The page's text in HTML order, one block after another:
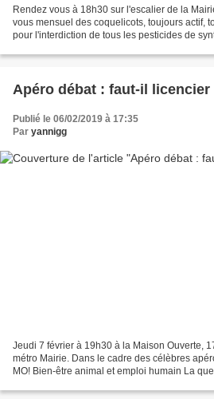
Rendez vous à 18h30 sur l'escalier de la
vous mensuel des coquelicots, toujours actif,
pour l'interdiction de tous les pesticides de
Apéro débat : faut-il
Publié le 06/02/2019 à 17:35
Par yannigg
Jeudi 7 février à 19h30 à la Maison Ouverte,
métro Mairie. Dans le cadre des célèbres
MO! Bien-être animal et emploi humain La